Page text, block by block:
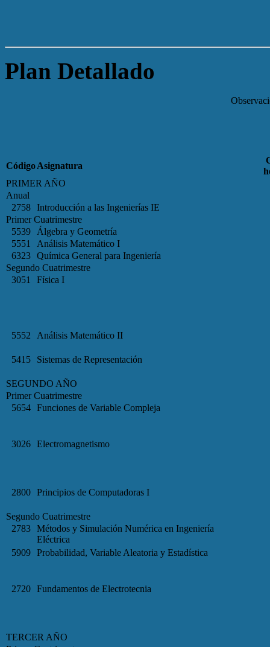
Plan Detallado
CódigoAsignatura
PRIMER AÑO
Anual
2758
Introducción a las Ingenierías IE
Primer Cuatrimestre
5539
Álgebra y Geometría
5551
Análisis Matemático I
6323
Química General para Ingeniería
Segundo Cuatrimestre
3051
Física I
5552 Análisis Matemático II
5415 Sistemas de Representación
SEGUNDO AÑO
Primer Cuatrimestre
5654
Funciones de Variable Compleja
3026 Electromagnetismo
2800 Principios de Computadoras I
Segundo Cuatrimestre
2783
Métodos y Simulación Numérica en Ingeniería
Eléctrica
5909
Probabilidad, Variable Aleatoria y Estadística
2720 Fundamentos de Electrotecnia
TERCER AÑO